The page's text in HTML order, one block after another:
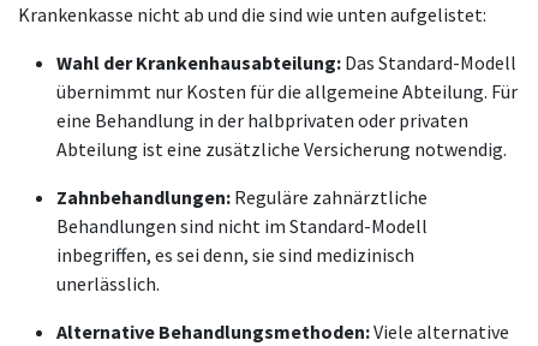
Krankenkasse nicht ab und die sind wie unten aufgelistet:
Wahl der Krankenhausabteilung: Das Standard-Modell
übernimmt nur Kosten für die allgemeine Abteilung. Für
eine Behandlung in der halbprivaten oder privaten
Abteilung ist eine zusätzliche Versicherung notwendig.
Zahnbehandlungen: Reguläre zahnärztliche
Behandlungen sind nicht im Standard-Modell
inbegriffen, es sei denn, sie sind medizinisch
unerlässlich.
Alternative Behandlungsmethoden:Viele alternative